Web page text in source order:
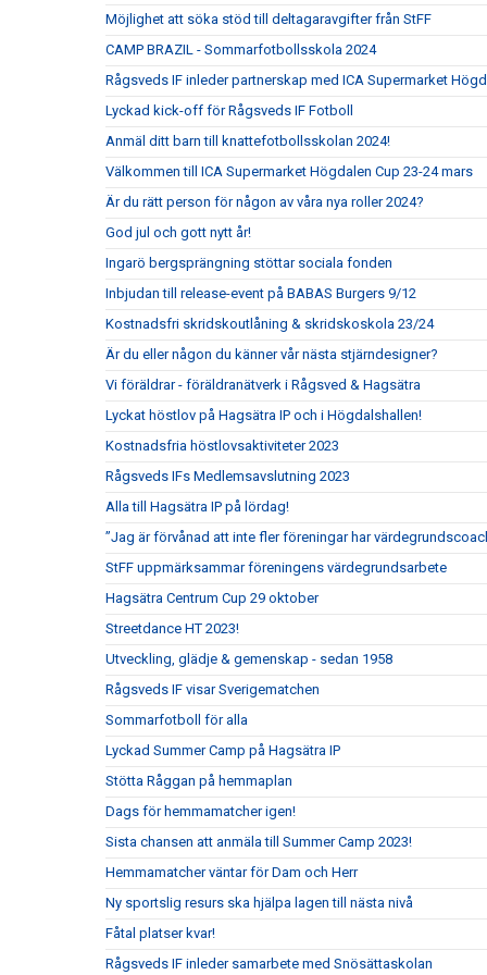
Möjlighet att söka stöd till deltagaravgifter från StFF
CAMP BRAZIL - Sommarfotbollsskola 2024
Rågsveds IF inleder partnerskap med ICA Supermarket
Lyckad kick-off för Rågsveds IF Fotboll
Anmäl ditt barn till knattefotbollsskolan 2024!
Välkommen till ICA Supermarket Högdalen Cup 23-24 mars
Är du rätt person för någon av våra nya roller 2024?
God jul och gott nytt år!
Ingarö bergsprängning stöttar sociala fonden
Inbjudan till release-event på BABAS Burgers 9/12
Kostnadsfri skridskoutlåning & skridskoskola 23/24
Är du eller någon du känner vår nästa stjärndesigner?
Vi föräldrar - föräldranätverk i Rågsved & Hagsätra
Lyckat höstlov på Hagsätra IP och i Högdalshallen!
Kostnadsfria höstlovsaktiviteter 2023
Rågsveds IFs Medlemsavslutning 2023
Alla till Hagsätra IP på lördag!
”Jag är förvånad att inte fler föreningar har
StFF uppmärksammar föreningens värdegrundsarbete
Hagsätra Centrum Cup 29 oktober
Streetdance HT 2023!
Utveckling, glädje & gemenskap - sedan 1958
Rågsveds IF visar Sverigematchen
Sommarfotboll för alla
Lyckad Summer Camp på Hagsätra IP
Stötta Råggan på hemmaplan
Dags för hemmamatcher igen!
Sista chansen att anmäla till Summer Camp 2023!
Hemmamatcher väntar för Dam och Herr
Ny sportslig resurs ska hjälpa lagen till nästa nivå
Fåtal platser kvar!
Rågsveds IF inleder samarbete med Snösättaskolan